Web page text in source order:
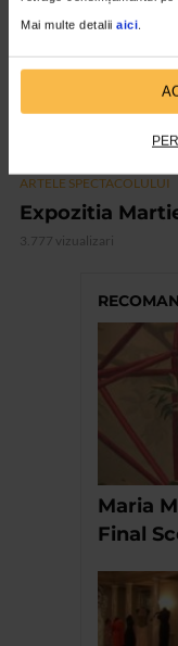
Mai multe detalii aici
ARTELE SPECTACOLULUI
Expozitia
3.777 vizualizari
Maria
Final